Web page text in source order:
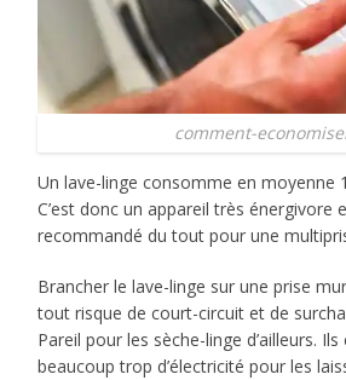
comment-
Un lave-linge consomme en moyenne
C’est donc un appareil très énergivore
recommandé du tout pour une
Brancher le lave-linge sur une prise
tout risque de court-circuit et de
Pareil pour les sèche-linge d’ailleurs.
beaucoup trop d’électricité pour les